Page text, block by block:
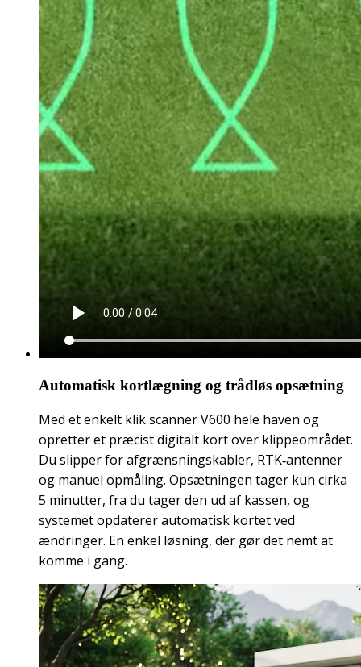
Automatisk kortlægning og trådløs opsætning
Med et enkelt klik scanner V600 hele haven og
opretter et præcist digitalt kort over klippeområdet.
Du slipper for afgrænsningskabler, RTK‑antenner
og manuel opmåling. Opsætningen tager kun cirka
5 minutter, fra du tager den ud af kassen, og
systemet opdaterer automatisk kortet ved
ændringer. En enkel løsning, der gør det nemt at
komme i gang.